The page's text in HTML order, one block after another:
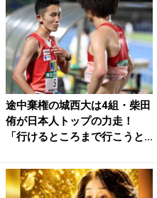
途中棄権の城西大は4組・柴田
侑が日本人トップの力走！
「行けるところまで行こうと...